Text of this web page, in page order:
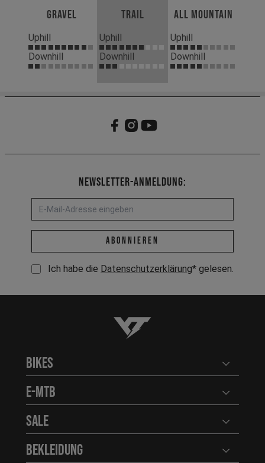
Gravel
Uphill
Downhill
Trail
Uphill
Downhill
All Mountain
Uphill
Downhill
Newsletter-Anmeldung:
E-Mail-Adresse *
abonnieren
Ich habe die Datenschutzerklärung* gelesen.
YT-Industries
Bikes
E-MTB
Sale
Bekleidung